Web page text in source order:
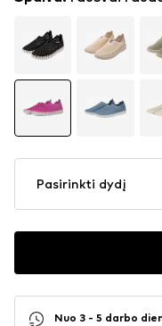
Pasirinkti dydį
Nuo 3 - 5 darbo